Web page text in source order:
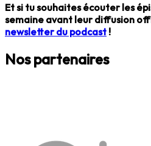
Et si tu souhaites écouter les
semaine avant leur diffusion
newsletter du podcast !
Nos partenaires